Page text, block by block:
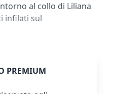
al collo di Liliana
infilati sul
PREMIUM